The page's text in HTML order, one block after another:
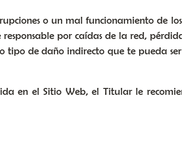
o un mal funcionamiento de los
por caídas de la red,
tipo de daño indirecto que te pueda
en el Sitio Web, el Titular le